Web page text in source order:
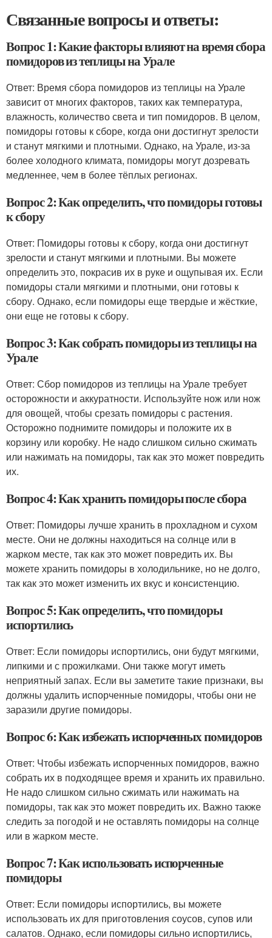
Связанные вопросы и ответы:
Вопрос 1: Какие факторы влияют на время сбора
помидоров из теплицы на Урале
Ответ: Время сбора помидоров из теплицы на Урале
зависит от многих факторов, таких как температура,
влажность, количество света и тип помидоров. В целом,
помидоры готовы к сборе, когда они достигнут зрелости
и станут мягкими и плотными. Однако, на Урале, из-за
более холодного климата, помидоры могут дозревать
медленнее, чем в более тёплых регионах.
Вопрос 2: Как определить, что помидоры готовы
к сбору
Ответ: Помидоры готовы к сбору, когда они достигнут
зрелости и станут мягкими и плотными. Вы можете
определить это, покрасив их в руке и ощупывая их. Если
помидоры стали мягкими и плотными, они готовы к
сбору. Однако, если помидоры еще твердые и жёсткие,
они еще не готовы к сбору.
Вопрос 3: Как собрать помидоры из теплицы на
Урале
Ответ: Сбор помидоров из теплицы на Урале требует
осторожности и аккуратности. Используйте нож или нож
для овощей, чтобы срезать помидоры с растения.
Осторожно поднимите помидоры и положите их в
корзину или коробку. Не надо слишком сильно сжимать
или нажимать на помидоры, так как это может повредить
их.
Вопрос 4: Как хранить помидоры после сбора
Ответ: Помидоры лучше хранить в прохладном и сухом
месте. Они не должны находиться на солнце или в
жарком месте, так как это может повредить их. Вы
можете хранить помидоры в холодильнике, но не долго,
так как это может изменить их вкус и консистенцию.
Вопрос 5: Как определить, что помидоры
испортились
Ответ: Если помидоры испортились, они будут мягкими,
липкими и с прожилками. Они также могут иметь
неприятный запах. Если вы заметите такие признаки, вы
должны удалить испорченные помидоры, чтобы они не
заразили другие помидоры.
Вопрос 6: Как избежать испорченных помидоров
Ответ: Чтобы избежать испорченных помидоров, важно
собрать их в подходящее время и хранить их правильно.
Не надо слишком сильно сжимать или нажимать на
помидоры, так как это может повредить их. Важно также
следить за погодой и не оставлять помидоры на солнце
или в жарком месте.
Вопрос 7: Как использовать испорченные
помидоры
Ответ: Если помидоры испортились, вы можете
использовать их для приготовления соусов, супов или
салатов. Однако, если помидоры сильно испортились,